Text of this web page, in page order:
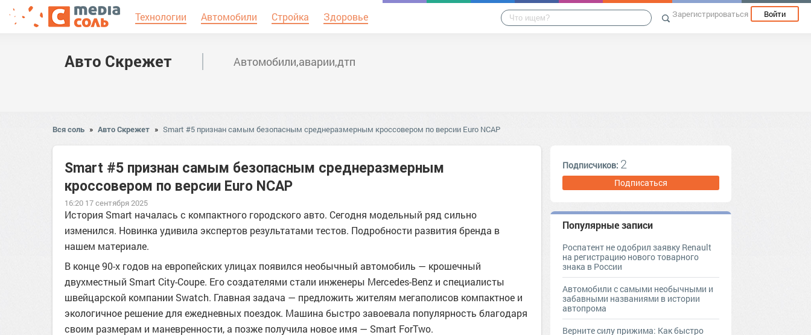
Технологии Автомобили Стройка Здоровье Зарегистрироваться Войти
Авто Скрежет Автомобили,аварии,дтп
Вся соль » Авто Скрежет » Smart #5 признан самым безопасным среднеразмерным кроссовером по версии Euro NCAP
Smart #5 признан самым безопасным среднеразмерным
кроссовером по версии Euro NCAP
16:20 17 сентября 2025
История Smart началась с компактного городского авто. Сегодня модельный ряд сильно
изменился. Новинка удивила экспертов результатами тестов. Подробности развития бренда в
нашем материале.
В конце 90-х годов на европейских улицах появился необычный автомобиль — крошечный
двухместный Smart City-Coupe. Его создателями стали инженеры Mercedes-Benz и специалисты
швейцарской компании Swatch. Главная задача — предложить жителям мегаполисов компактное и
экологичное решение для ежедневных поездок. Машина быстро завоевала популярность благодаря
своим размерам и маневренности, а позже получила новое имя — Smart ForTwo.
Подписчиков: 2
Подписаться
Популярные записи
Роспатент не одобрил заявку Renault
на регистрацию нового товарного
знака в России
Автомобили с самыми необычными и
забавными названиями в истории
автопрома
Верните силу прижима: Как быстро